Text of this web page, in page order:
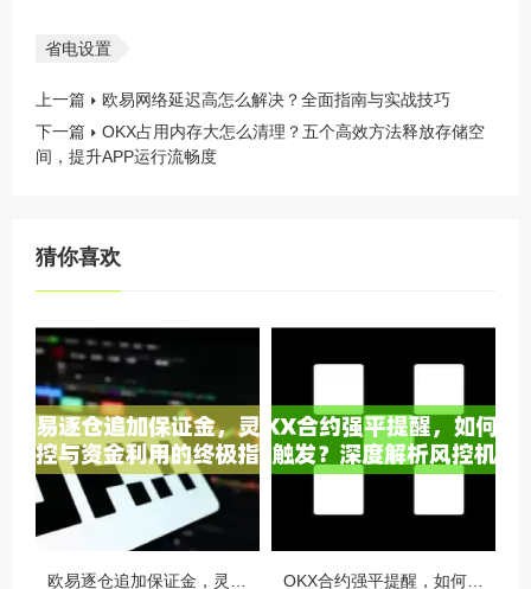
省电设置
上一篇
欧易网络延迟高怎么解决？全面指南与实战技巧
下一篇
OKX占用内存大怎么清理？五个高效方法释放存储空
间，提升APP运行流畅度
猜你喜欢